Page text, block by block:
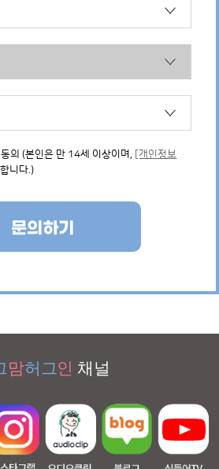
의 (본인은 만 14세 이상이며,
[개인정보
니다.)
문의하기
맘허그인 채널